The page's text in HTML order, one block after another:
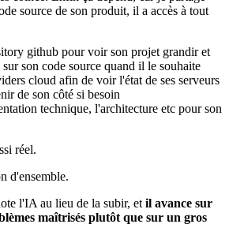
source de son produit, il a accès à tout
github pour voir son projet grandir et
son code source quand il le souhaite
cloud afin de voir l'état de ses serveurs
de son côté si besoin
technique, l'architecture etc pour son
réel.
d'ensemble.
l'IA au lieu de la subir, et il avance sur
maîtrisés plutôt que sur un gros